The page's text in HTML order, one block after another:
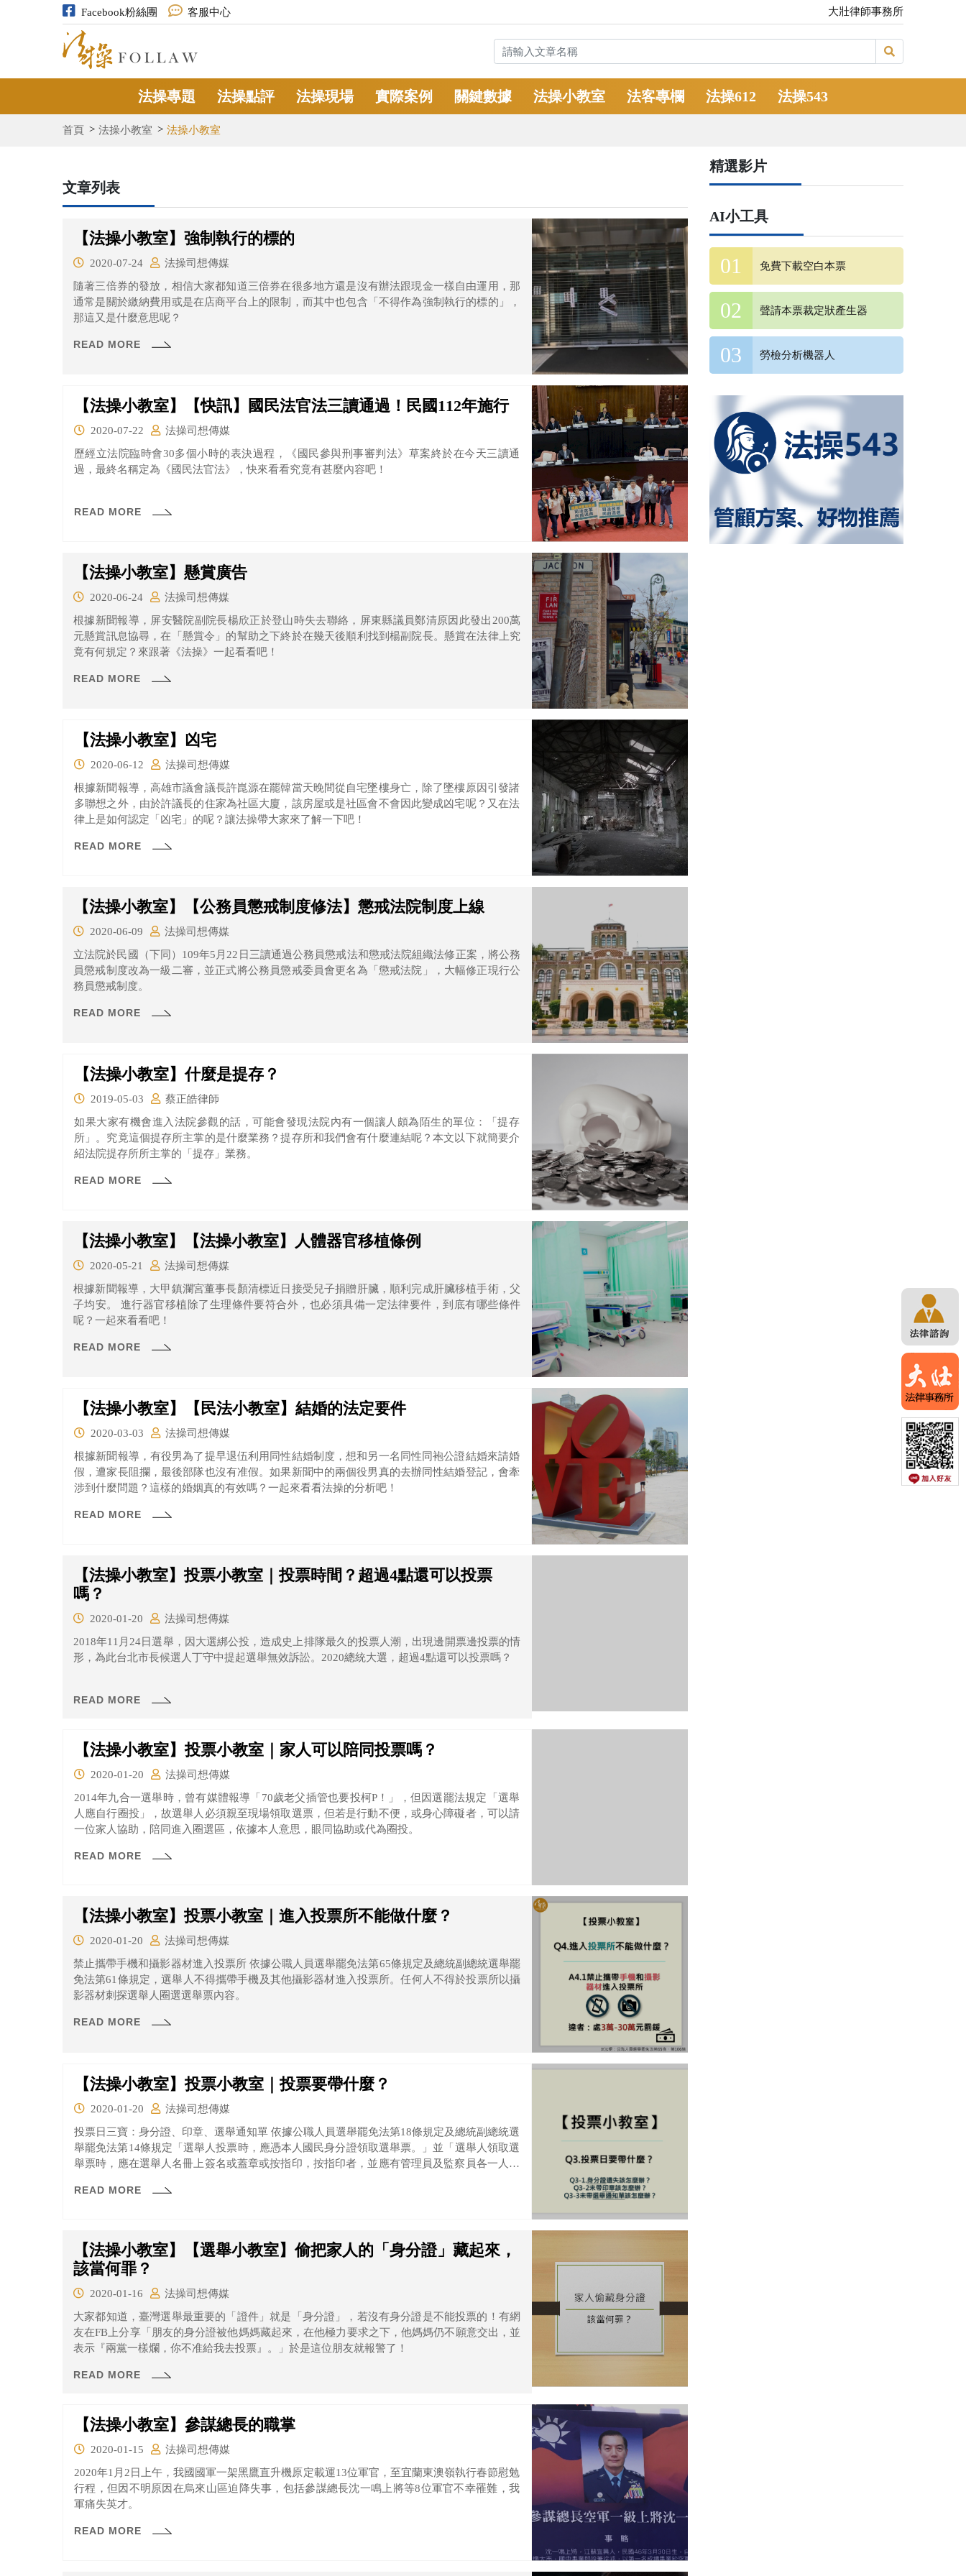
Facebook粉絲團 客服中心 大壯律師事務所
法操專題 法操點評 法操現場 實際案例 關鍵數據 法操小教室 法客專欄 法操612 法操543
首頁 法操小教室 法操小教室
文章列表
【法操小教室】強制執行的標的
2020-07-24
法操司想傳媒
隨著三倍券的發放，相信大家都知道三倍券在很多地方還是沒有辦法跟現金一樣自由運用，那
通常是關於繳納費用或是在店商平台上的限制，而其中也包含「不得作為強制執行的標的」，
那這又是什麼意思呢？
READ MORE
【法操小教室】【快訊】國民法官法三讀通過！民國112年施行
2020-07-22
法操司想傳媒
歷經立法院臨時會30多個小時的表決過程，《國民參與刑事審判法》草案終於在今天三讀通
過，最終名稱定為《國民法官法》，快來看看究竟有甚麼內容吧！
READ MORE
【法操小教室】懸賞廣告
2020-06-24
法操司想傳媒
根據新聞報導，屏安醫院副院長楊欣正於登山時失去聯絡，屏東縣議員鄭清原因此發出200萬
元懸賞訊息協尋，在「懸賞令」的幫助之下終於在幾天後順利找到楊副院長。懸賞在法律上究
竟有何規定？來跟著《法操》一起看看吧！
READ MORE
【法操小教室】凶宅
2020-06-12
法操司想傳媒
根據新聞報導，高雄市議會議長許崑源在罷韓當天晚間從自宅墜樓身亡，除了墜樓原因引發諸
多聯想之外，由於許議長的住家為社區大廈，該房屋或是社區會不會因此變成凶宅呢？又在法
律上是如何認定「凶宅」的呢？讓法操帶大家來了解一下吧！
READ MORE
【法操小教室】【公務員懲戒制度修法】懲戒法院制度上線
2020-06-09
法操司想傳媒
立法院於民國（下同）109年5月22日三讀通過公務員懲戒法和懲戒法院組織法修正案，將公務
員懲戒制度改為一級二審，並正式將公務員懲戒委員會更名為「懲戒法院」，大幅修正現行公
務員懲戒制度。
READ MORE
【法操小教室】什麼是提存？
2019-05-03
蔡正皓律師
如果大家有機會進入法院參觀的話，可能會發現法院內有一個讓人頗為陌生的單位：「提存
所」。究竟這個提存所主掌的是什麼業務？提存所和我們會有什麼連結呢？本文以下就簡要介
紹法院提存所所主掌的「提存」業務。
READ MORE
【法操小教室】【法操小教室】人體器官移植條例
2020-05-21
法操司想傳媒
根據新聞報導，大甲鎮瀾宮董事長顏清標近日接受兒子捐贈肝臟，順利完成肝臟移植手術，父
子均安。 進行器官移植除了生理條件要符合外，也必須具備一定法律要件，到底有哪些條件
呢？一起來看看吧！
READ MORE
【法操小教室】【民法小教室】結婚的法定要件
2020-03-03
法操司想傳媒
根據新聞報導，有役男為了提早退伍利用同性結婚制度，想和另一名同性同袍公證結婚來請婚
假，遭家長阻攔，最後部隊也沒有准假。如果新聞中的兩個役男真的去辦同性結婚登記，會牽
涉到什麼問題？這樣的婚姻真的有效嗎？一起來看看法操的分析吧！
READ MORE
【法操小教室】投票小教室｜投票時間？超過4點還可以投票
嗎？
2020-01-20
法操司想傳媒
2018年11月24日選舉，因大選綁公投，造成史上排隊最久的投票人潮，出現邊開票邊投票的情
形，為此台北市長候選人丁守中提起選舉無效訴訟。2020總統大選，超過4點還可以投票嗎？
READ MORE
【法操小教室】投票小教室｜家人可以陪同投票嗎？
2020-01-20
法操司想傳媒
2014年九合一選舉時，曾有媒體報導「70歲老父插管也要投柯P！」，但因選罷法規定「選舉
人應自行圈投」，故選舉人必須親至現場領取選票，但若是行動不便，或身心障礙者，可以請
一位家人協助，陪同進入圈選區，依據本人意思，眼同協助或代為圈投。
READ MORE
【法操小教室】投票小教室｜進入投票所不能做什麼？
2020-01-20
法操司想傳媒
禁止攜帶手機和攝影器材進入投票所 依據公職人員選舉罷免法第65條規定及總統副總統選舉罷
免法第61條規定，選舉人不得攜帶手機及其他攝影器材進入投票所。任何人不得於投票所以攝
影器材刺探選舉人圈選選舉票內容。
READ MORE
【法操小教室】投票小教室｜投票要帶什麼？
2020-01-20
法操司想傳媒
投票日三寶：身分證、印章、選舉通知單 依據公職人員選舉罷免法第18條規定及總統副總統選
舉罷免法第14條規定「選舉人投票時，應憑本人國民身分證領取選舉票。」並「選舉人領取選
舉票時，應在選舉人名冊上簽名或蓋章或按指印，按指印者，並應有管理員及監察員各一人蓋
READ MORE
【法操小教室】【選舉小教室】偷把家人的「身分證」藏起來，
該當何罪？
2020-01-16
法操司想傳媒
大家都知道，臺灣選舉最重要的「證件」就是「身分證」，若沒有身分證是不能投票的！有網
友在FB上分享「朋友的身分證被他媽媽藏起來，在他極力要求之下，他媽媽仍不願意交出，並
表示『兩黨一樣爛，你不准給我去投票』。」於是這位朋友就報警了！
READ MORE
【法操小教室】參謀總長的職掌
2020-01-15
法操司想傳媒
2020年1月2日上午，我國國軍一架黑鷹直升機原定載運13位軍官，至宜蘭東澳嶺執行春節慰勉
行程，但因不明原因在烏來山區迫降失事，包括參謀總長沈一鳴上將等8位軍官不幸罹難，我
軍痛失英才。
READ MORE
精選影片
AI小工具
免費下載空白本票
聲請本票裁定狀產生器
勞檢分析機器人